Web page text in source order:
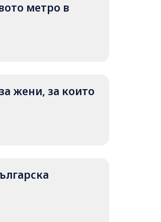
метро в
жени, за които